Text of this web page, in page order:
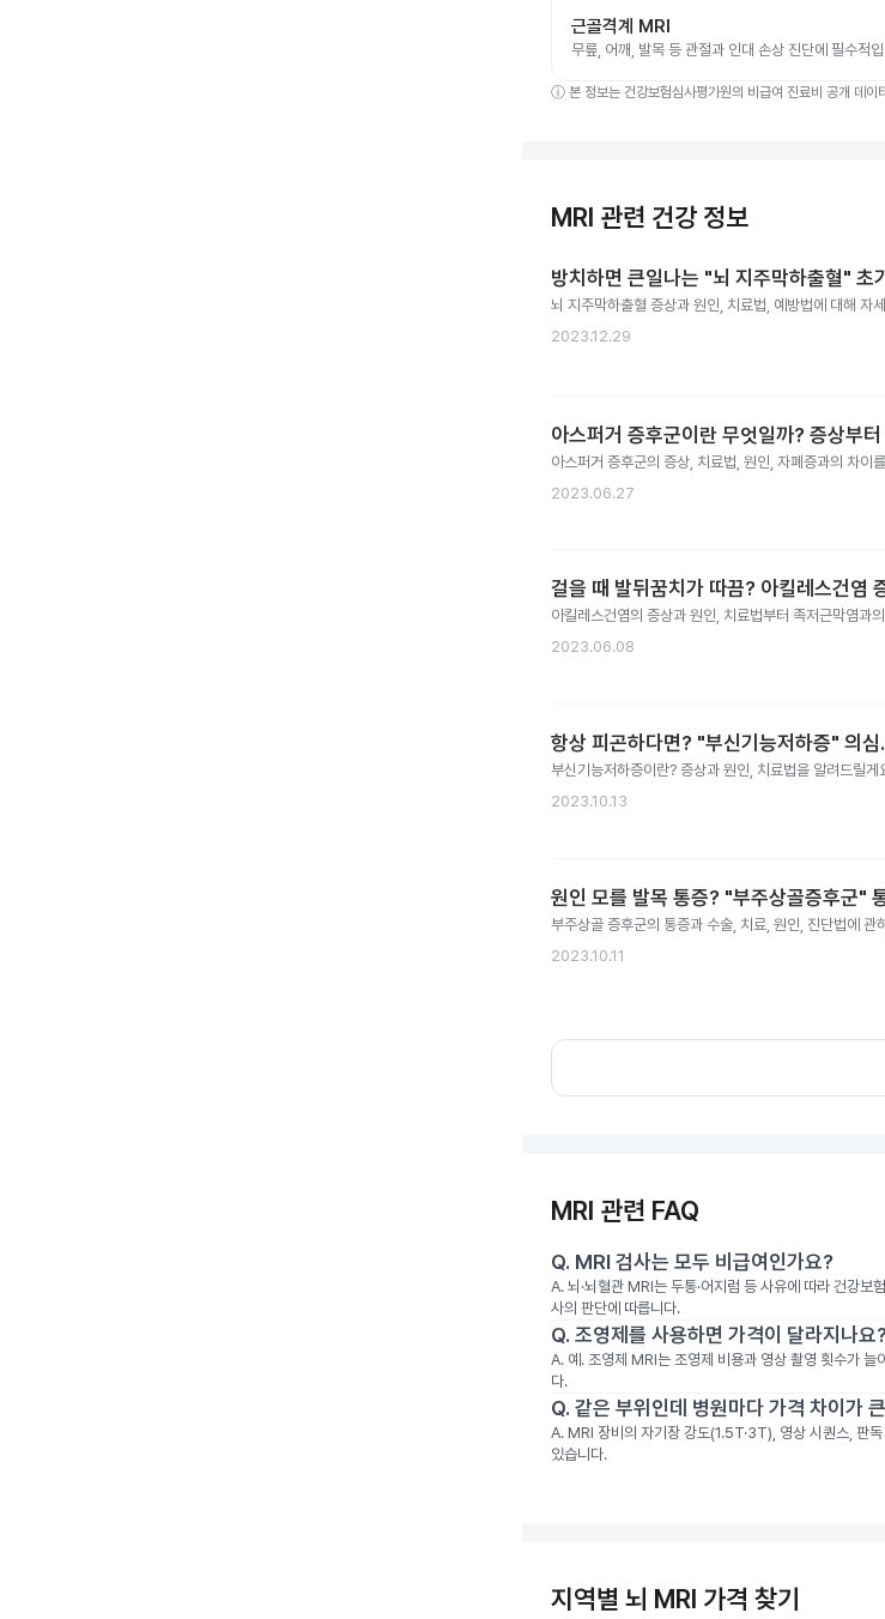
근골격계 MRI
무릎, 어깨, 발목 등 관절과 인대 손상 진단에 필수적
ⓘ 본 정보는 건강보험심사평가원의 비급여 진료비 공개 데
MRI 관련 건강 정보
방치하면 큰일나는 "뇌 지주막하출혈" 초
뇌 지주막하출혈 증상과 원인, 치료법, 예방법에 대해 자
2023.12.29
아스퍼거 증후군이란 무엇일까? 증상부
아스퍼거 증후군의 증상, 치료법, 원인, 자폐증과의 차이
2023.06.27
걸을 때 발뒤꿈치가 따끔? 아킬레스건염
아킬레스건염의 증상과 원인, 치료법부터 족저근막염과
2023.06.08
항상 피곤하다면? "부신기능저하증" 의
부신기능저하증이란? 증상과 원인, 치료법을 알려드릴게
2023.10.13
원인 모를 발목 통증? "부주상골증후군"
부주상골 증후군의 통증과 수술, 치료, 원인, 진단법에 관
2023.10.11
MRI 관련 FAQ
Q. MRI 검사는 모두 비급여인가요?
A. 뇌·뇌혈관 MRI는 두통·어지럼 등 사유에 따라 건강
사의 판단에 따릅니다.
Q. 조영제를 사용하면 가격이 달라지나요?
A. 예. 조영제 MRI는 조영제 비용과 영상 촬영 횟수가 늘
다.
Q. 같은 부위인데 병원마다 가격 차이가
A. MRI 장비의 자기장 강도(1.5T·3T), 영상 시퀀스, 판
있습니다.
지역별 뇌 MRI 가격 찾기